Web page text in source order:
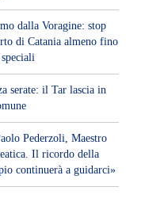
dalla Voragine: stop
di Catania almeno fino
serate: il Tar lascia in
Pederzoli, Maestro
Il ricordo della
continuerà a guidarci»